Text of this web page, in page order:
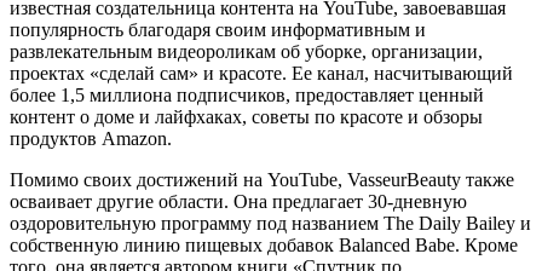
известная создательница контента на YouTube, завоевавшая
популярность благодаря своим информативным и
развлекательным видеороликам об уборке, организации,
проектах «сделай сам» и красоте. Ее канал, насчитывающий
более 1,5 миллиона подписчиков, предоставляет ценный
контент о доме и лайфхаках, советы по красоте и обзоры
продуктов Amazon.
Помимо своих достижений на YouTube, VasseurBeauty также
осваивает другие области. Она предлагает 30-дневную
оздоровительную программу под названием The Daily Bailey и
собственную линию пищевых добавок Balanced Babe. Кроме
того, она является автором книги «Спутник по